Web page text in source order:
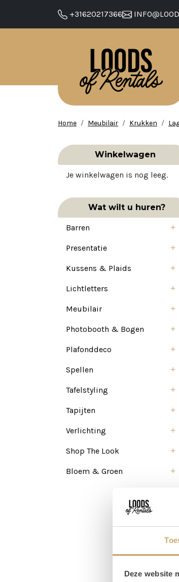
Deze website
+31620217366
Home Meubilair Krukken
Winkelwagen
Je winkelwagen is nog leeg.
Wat wilt u huren?
Barren
Presentatie
Kussens & Plaids
Lichtletters
Meubilair
Photobooth & Bogen
Plafonddeco
Spellen
Tafelstyling
Tapijten
Verlichting
Shop The Look
Bloem & Groen